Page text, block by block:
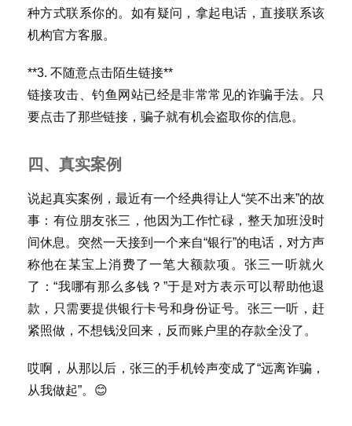
知
识
行
业
量
码
增
登录
投稿
种方式联系你的。如有疑问，拿起电话，直接联系该
机构官方客服。
**3. 不随意点击陌生链接**
链接攻击、钓鱼网站已经是非常常见的诈骗手法。只
要点击了那些链接，骗子就有机会盗取你的信息。
四、真实案例
说起真实案例，最近有一个经典得让人“笑不出来”的故
事：有位朋友张三，他因为工作忙碌，整天加班没时
间休息。突然一天接到一个来自“银行”的电话，对方声
称他在某宝上消费了一笔大额款项。张三一听就火
了：“我哪有那么多钱？”于是对方表示可以帮助他退
款，只需要提供银行卡号和身份证号。张三一听，赶
紧照做，不想钱没回来，反而账户里的存款全没了。
哎啊，从那以后，张三的手机铃声变成了“远离诈骗，
从我做起”。😊